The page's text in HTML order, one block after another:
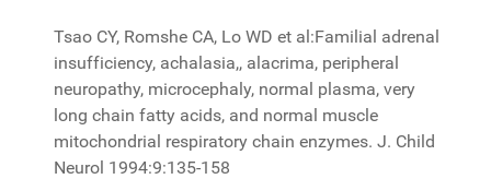
Tsao CY, Romshe CA, Lo WD et al:Familial adrenal
insufficiency, achalasia,, alacrima, peripheral
neuropathy, microcephaly, normal plasma, very
long chain fatty acids, and normal muscle
mitochondrial respiratory chain enzymes. J. Child
Neurol 1994:9:135-158